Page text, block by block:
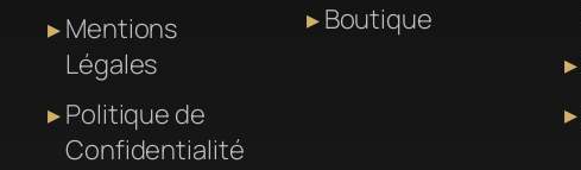
Mentions
Légales
Politique de
Confidentialité
Boutique